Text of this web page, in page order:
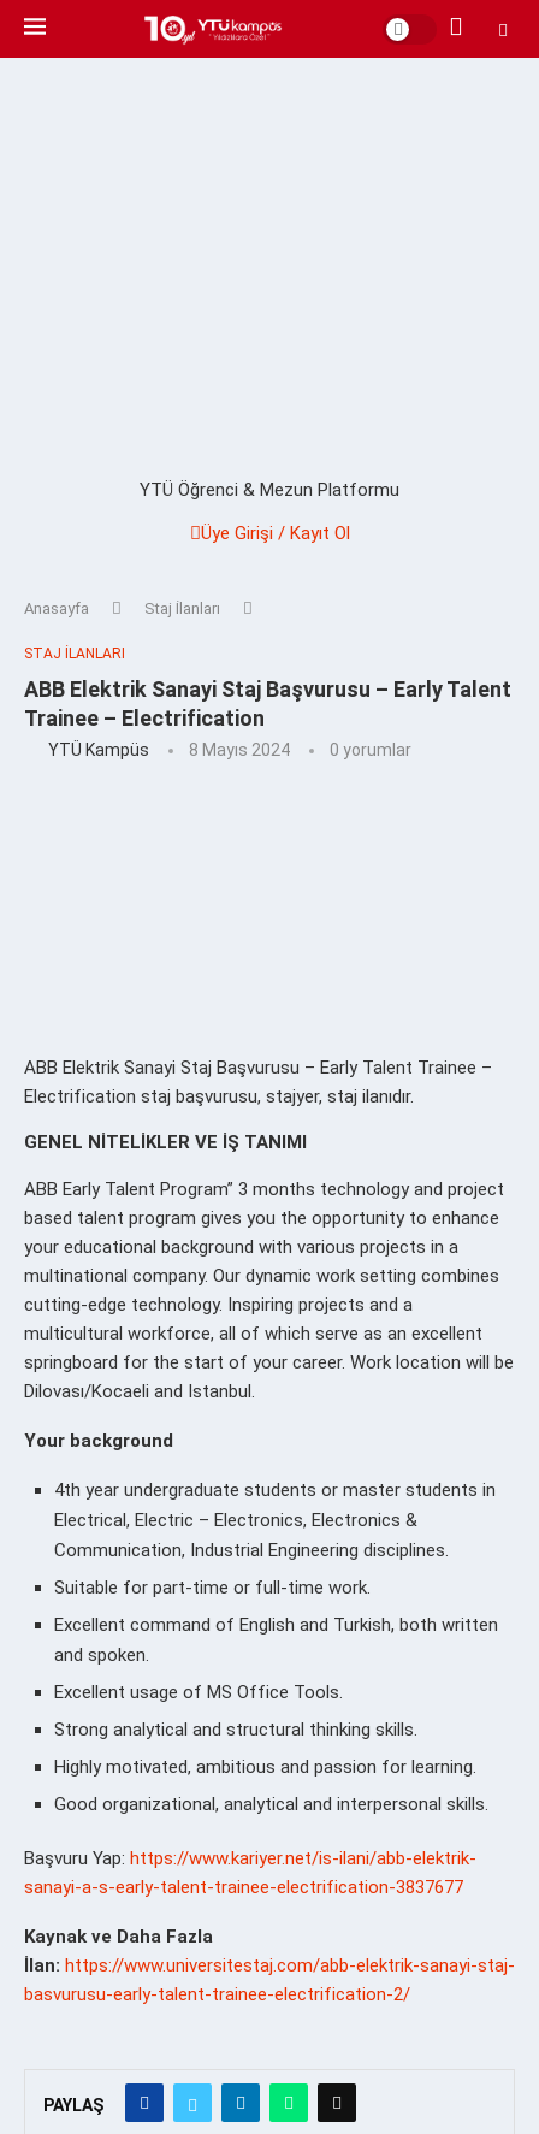
YTÜ Öğrenci & Mezun Platformu
Üye Girişi / Kayıt Ol
Anasayfa Staj İlanları
STAJ İLANLARI
ABB Elektrik Sanayi Staj Başvurusu – Early Talent
Trainee – Electrification
YTÜ Kampüs 8 Mayıs 2024 0 yorumlar
ABB Elektrik Sanayi Staj Başvurusu – Early Talent Trainee –
Electrification staj başvurusu, stajyer, staj ilanıdır.
GENEL NİTELİKLER VE İŞ TANIMI
ABB Early Talent Program” 3 months technology and project
based talent program gives you the opportunity to enhance
your educational background with various projects in a
multinational company. Our dynamic work setting combines
cutting-edge technology. Inspiring projects and a
multicultural workforce, all of which serve as an excellent
springboard for the start of your career. Work location will be
Dilovası/Kocaeli and Istanbul.
Your background
4th year undergraduate students or master students in
Electrical, Electric – Electronics, Electronics &
Communication, Industrial Engineering disciplines.
Suitable for part-time or full-time work.
Excellent command of English and Turkish, both written
and spoken.
Excellent usage of MS Office Tools.
Strong analytical and structural thinking skills.
Highly motivated, ambitious and passion for learning.
Good organizational, analytical and interpersonal skills.
Başvuru Yap: https://www.kariyer.net/is-ilani/abb-elektrik-
sanayi-a-s-early-talent-trainee-electrification-3837677
Kaynak ve Daha Fazla
İlan: https://www.universitestaj.com/abb-elektrik-sanayi-staj-
basvurusu-early-talent-trainee-electrification-2/
PAYLAŞ